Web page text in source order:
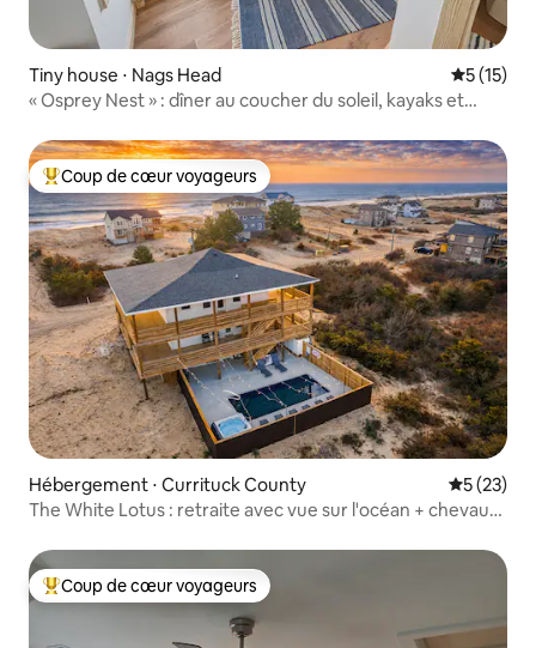
Tiny house ⋅ Nags Head
5 (15)
« Osprey Nest » : dîner au coucher du soleil, kayaks et
Coups de cœur voyageurs les plus appréciés
Coup de cœur voyageurs
Hébergement ⋅ Currituck County
5 (23)
The White Lotus : retraite avec vue sur l'océan + chevaux
Coups de cœur voyageurs les plus appréciés
Coup de cœur voyageurs